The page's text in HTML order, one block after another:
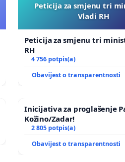
Peticija za smjenu tri
Vladi RH
Peticija za smjenu tri
RH
4 756 potpis(a)
Obavijest o transparentnosti
Inicijativa za proglašenje
Kožino/Zadar!
2 805 potpis(a)
Obavijest o transparentnosti